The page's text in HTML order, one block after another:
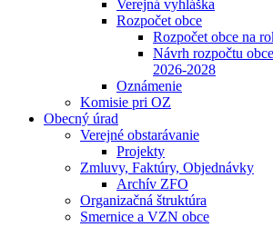
Verejná vyhláška
Rozpočet obce
Rozpočet obce na
Návrh rozpočtu
2026-2028
Oznámenie
Komisie pri OZ
Obecný úrad
Verejné obstarávanie
Projekty
Zmluvy, Faktúry, Objednávky
Archív ZFO
Organizačná štruktúra
Smernice a VZN obce